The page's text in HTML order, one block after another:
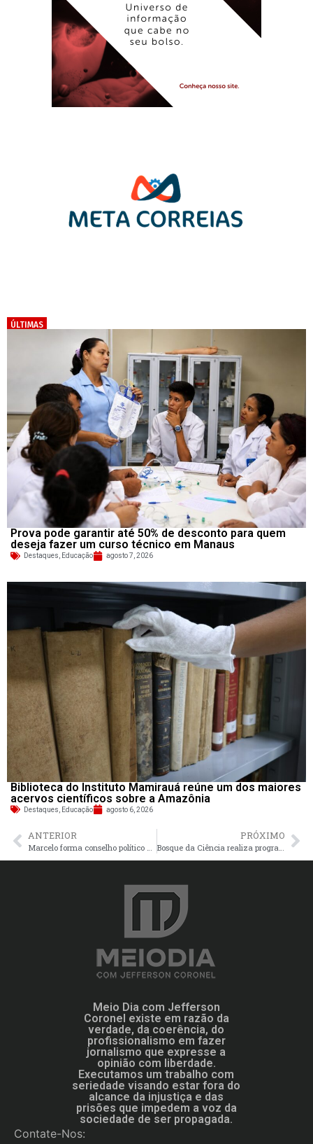
ÚLTIMAS
Prova pode garantir até 50% de desconto para quem
deseja fazer um curso técnico em Manaus
Destaques, Educação agosto 7, 2026
Biblioteca do Instituto Mamirauá reúne um dos maiores
acervos científicos sobre a Amazônia
Destaques Educação agosto 6, 2026
ANTERIOR PRÓXIMO
Meio Dia com Jefferson
Coronel existe em razão da
verdade, da coerência, do
profissionalismo em fazer
jornalismo que expresse a
opinião com liberdade.
Executamos um trabalho com
seriedade visando estar fora do
alcance da injustiça e das
prisões que impedem a voz da
sociedade de ser propagada.
Contate-Nos: